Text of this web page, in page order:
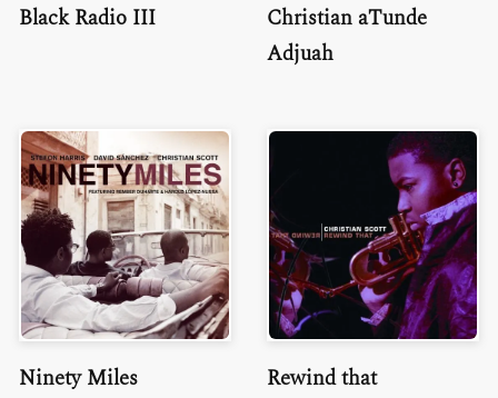
Black Radio III
Christian aTunde
Adjuah
Ninety Miles Rewind that